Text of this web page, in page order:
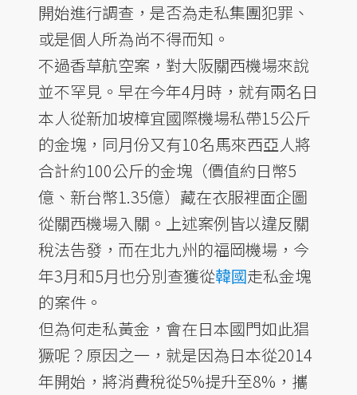
開始進行調查，是否為走私集團犯罪、
或是個人所為尚不得而知。
不過香草航空案，對大阪關西機場來說
並不罕見。早在今年4月時，就有兩名日
本人從新加坡樟宜國際機場私帶15公斤
的金塊，同月份又有10名馬來西亞人將
合計約100公斤的金塊（價值約日幣5
億、新台幣1.35億）藏在衣服裡面企圖
從關西機場入關。上述案例皆以違反關
稅法告發，而在北九州的福岡機場，今
年3月和5月也分別查獲從韓國走私金塊
的案件。
但為何走私黃金，會在日本國門如此猖
獗呢？原因之一，就是因為日本從2014
年開始，將消費稅從5%提升至8%，攜